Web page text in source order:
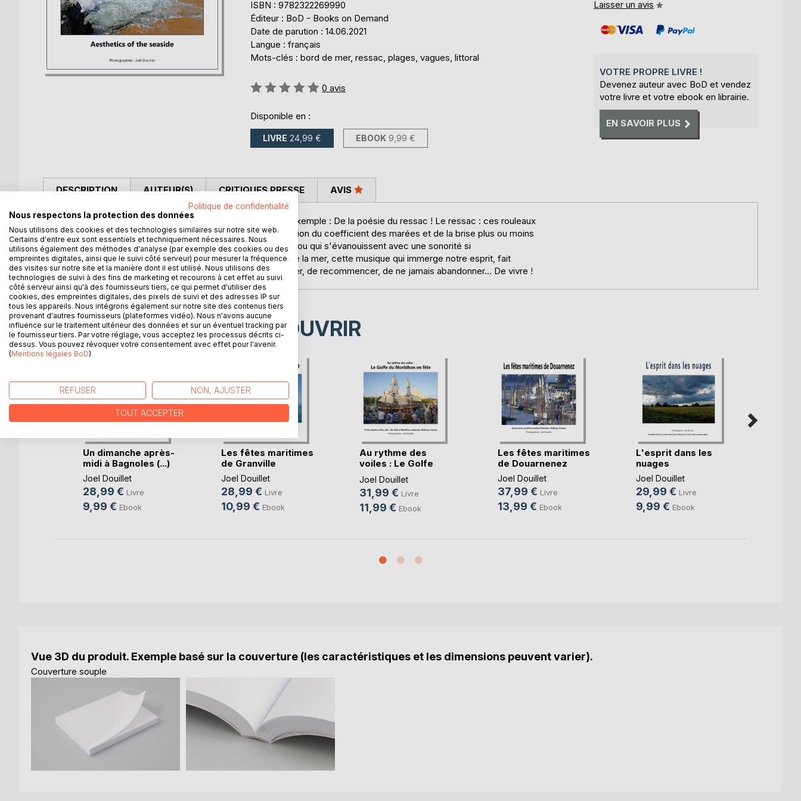
ISBN : 9782322269990
Éditeur : BoD - Books on Demand
Date de parution : 14.06.2021
Langue : français
Mots-clés : bord de mer, ressac, plages, vagues, littoral
Évaluation:
0 avis
Disponible en :
LIVRE 24,99 € EBOOK 9,99 €
Laisser un avis
VOTRE PROPRE LIVRE !
Devenez auteur avec BoD et vendez
votre livre et votre ebook en librairie.
EN SAVOIR PLUS
DESCRIPTION
Ce livre photo aurait pu porter un autre titre, comme par exemple : De la poésie du ressac ! Le ressac : ces rouleaux
de mer qui déferlent plus ou moins puissamment en fonction du coefficient des marées et de la brise plus ou moins
forte, ces vagues qui viennent se fracasser sur la falaise, ou qui s'évanouissent avec une sonorité si
caractéristique, sur le sable des plages. Ce va-et-vient de la mer, cette musique qui immerge notre esprit, fait
flotter nos pensées, et nous donne la force, comme la mer, de recommencer, de ne jamais abandonner... De vivre !
AUTEUR(S) CRITIQUES PRESSE AVIS
D’AUTRES TITRES À DÉCOUVRIR
Un dimanche après-
midi à Bagnoles (...)
Joel Douillet
28,99 € Livre
9,99 € Ebook
Les fêtes maritimes
de Granville
Joel Douillet
28,99 € Livre
10,99 € Ebook
Au rythme des
voiles : Le Golfe
du(...)
Joel Douillet
31,99 € Livre
11,99 € Ebook
Les fêtes maritimes
de Douarnenez
Joel Douillet
37,99 € Livre
13,99 € Ebook
L'esprit dans les
nuages
Joel Douillet
29,99 € Livre
9,99 € Ebook
Vue 3D du produit. Exemple basé sur la couverture (les caractéristiques et les dimensions peuvent varier).
Couverture souple
Politique de confidentialité
Nous respectons la protection des données
Nous utilisons des cookies et des technologies similaires sur notre site web.
Certains d'entre eux sont essentiels et techniquement nécessaires. Nous
utilisons également des méthodes d'analyse (par exemple des cookies ou des
empreintes digitales, ainsi que le suivi côté serveur) pour mesurer la fréquence
des visites sur notre site et la manière dont il est utilisé. Nous utilisons des
technologies de suivi à des fins de marketing et recourons à cet effet au suivi
côté serveur ainsi qu'à des fournisseurs tiers, ce qui permet d'utiliser des
cookies, des empreintes digitales, des pixels de suivi et des adresses IP sur
tous les appareils. Nous intégrons également sur notre site des contenus tiers
provenant d'autres fournisseurs (plateformes vidéo). Nous n'avons aucune
influence sur le traitement ultérieur des données et sur un éventuel tracking par
le fournisseur tiers. Par votre réglage, vous acceptez les processus décrits ci-
dessus. Vous pouvez révoquer votre consentement avec effet pour l'avenir.
(Mentions légales BoD)
REFUSER NON, AJUSTER
TOUT ACCEPTER